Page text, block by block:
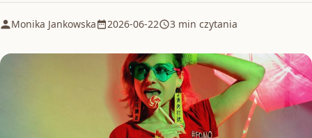
Monika Jankowska 2026-06-22 3 min czytania